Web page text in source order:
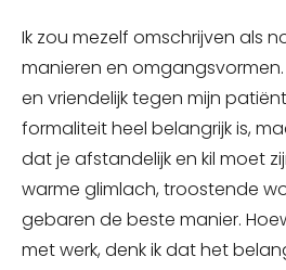
Ik zou mezelf omschrijven als
manieren en
en vriendelijk tegen mijn
formaliteit heel belangrijk is,
dat je afstandelijk en kil moet
warme glimlach, troostende
gebaren de beste manier.
met werk, denk ik dat het